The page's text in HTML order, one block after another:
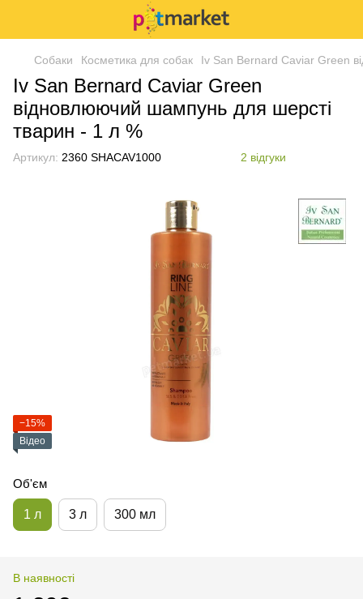
Собаки Косметика для собак Iv San Bernard Caviar Green
Iv San Bernard Caviar Green
відновлюючий шампунь для шерсті
тварин - 1 л %
Артикул: 2360 SHACAV1000 2 відгуки
−15%
Відео
Об'єм
1 л 3 л 300 мл
В наявності